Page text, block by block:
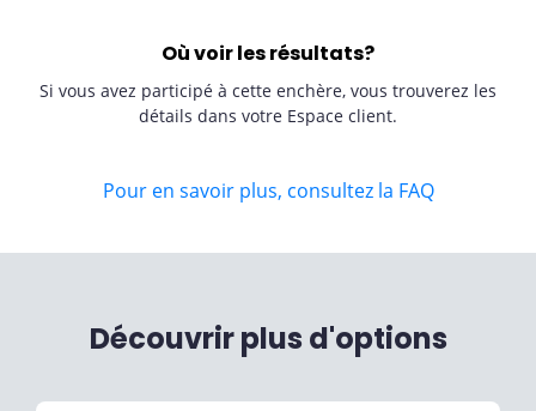
Où voir les résultats?
Si vous avez participé à cette enchère, vous trouverez les
détails dans votre Espace client.
Pour en savoir plus, consultez la FAQ
Découvrir plus d'options